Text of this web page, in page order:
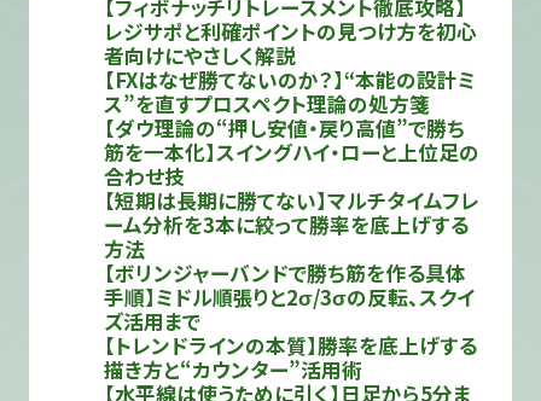
【フィボナッチリトレースメント徹底攻略】
レジサポと利確ポイントの見つけ方を初心
者向けにやさしく解説
【FXはなぜ勝てないのか？】“本能の設計ミ
ス”を直すプロスペクト理論の処方箋
【ダウ理論の“押し安値・戻り高値”で勝ち
筋を一本化】スイングハイ・ローと上位足の
合わせ技
【短期は長期に勝てない】マルチタイムフレ
ーム分析を3本に絞って勝率を底上げする
方法
【ボリンジャーバンドで勝ち筋を作る具体
手順】ミドル順張りと2σ/3σの反転、スクイ
ズ活用まで
【トレンドラインの本質】勝率を底上げする
描き方と“カウンター”活用術
【水平線は使うために引く】日足から5分ま